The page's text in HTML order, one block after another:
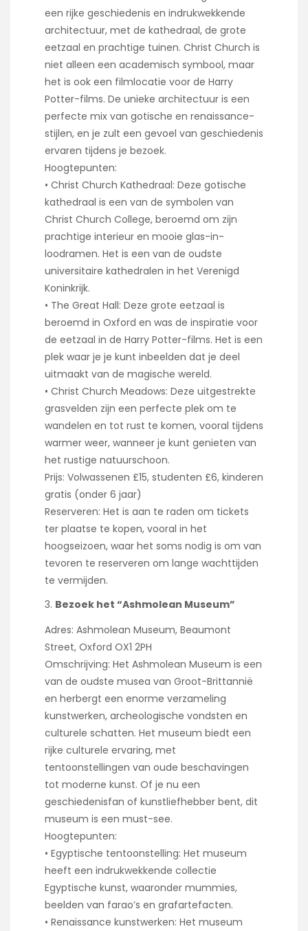
een rijke geschiedenis en indrukwekkende
architectuur, met de kathedraal, de grote
eetzaal en prachtige tuinen. Christ Church is
niet alleen een academisch symbool, maar
het is ook een filmlocatie voor de Harry
Potter-films. De unieke architectuur is een
perfecte mix van gotische en renaissance-
stijlen, en je zult een gevoel van geschiedenis
ervaren tijdens je bezoek.
Hoogtepunten:
• Christ Church Kathedraal: Deze gotische
kathedraal is een van de symbolen van
Christ Church College, beroemd om zijn
prachtige interieur en mooie glas-in-
loodramen. Het is een van de oudste
universitaire kathedralen in het Verenigd
Koninkrijk.
• The Great Hall: Deze grote eetzaal is
beroemd in Oxford en was de inspiratie voor
de eetzaal in de Harry Potter-films. Het is een
plek waar je je kunt inbeelden dat je deel
uitmaakt van de magische wereld.
• Christ Church Meadows: Deze uitgestrekte
grasvelden zijn een perfecte plek om te
wandelen en tot rust te komen, vooral tijdens
warmer weer, wanneer je kunt genieten van
het rustige natuurschoon.
Prijs: Volwassenen £15, studenten £6, kinderen
gratis (onder 6 jaar)
Reserveren: Het is aan te raden om tickets
ter plaatse te kopen, vooral in het
hoogseizoen, waar het soms nodig is om van
tevoren te reserveren om lange wachttijden
te vermijden.
Bezoek het “Ashmolean Museum”
Adres: Ashmolean Museum, Beaumont
Street, Oxford OX1 2PH
Omschrijving: Het Ashmolean Museum is een
van de oudste musea van Groot-Brittannië
en herbergt een enorme verzameling
kunstwerken, archeologische vondsten en
culturele schatten. Het museum biedt een
rijke culturele ervaring, met
tentoonstellingen van oude beschavingen
tot moderne kunst. Of je nu een
geschiedenisfan of kunstliefhebber bent, dit
museum is een must-see.
Hoogtepunten:
• Egyptische tentoonstelling: Het museum
heeft een indrukwekkende collectie
Egyptische kunst, waaronder mummies,
beelden van farao’s en grafartefacten.
• Renaissance kunstwerken: Het museum